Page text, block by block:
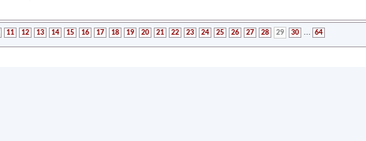
11 12 13 14 15 16 17 18 19 20 21 22 23 24 25 26 27 28 29 30 ... 64